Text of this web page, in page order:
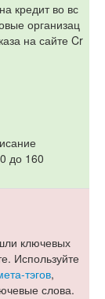
кредит во вс
организац
на сайте Cr
до 160
ключевых
Используйте
тэгов,
слова.